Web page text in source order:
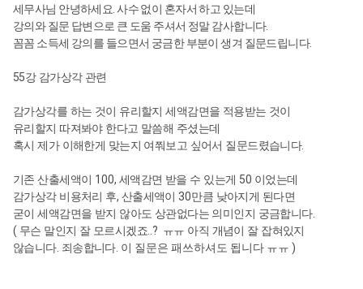
세무사님 안녕하세요. 사수 없이 혼자서 하고 있는데
강의와 질문 답변으로 큰 도움 주셔서 정말 감사합니다.
꼼꼼 소득세 강의를 들으면서 궁금한 부분이 생겨 질문드립니다.
55강감가상각 관련
감가상각를 하는 것이 유리할지 세액감면을 적용받는 것이
유리할지 따져봐야 한다고 말씀해 주셨는데
혹시 제가 이해한게 맞는지 여쭤보고 싶어서 질문드렸습니다.
기존 산출세액이 100, 세액감면 받을 수 있는게 50 이었는데
감가상각 비용처리 후, 산출세액이30만큼 낮아지게 된다면
굳이 세액감면을 받지 않아도 상관없다는 의미인지 궁금합니다.
( 무슨 말인지 잘 모르시겠죠..? ㅠㅠ 아직 개념이 잘 잡혀있지
않습니다. 죄송합니다. 이 질문은 패쓰하셔도 됩니다 ㅠㅠ )